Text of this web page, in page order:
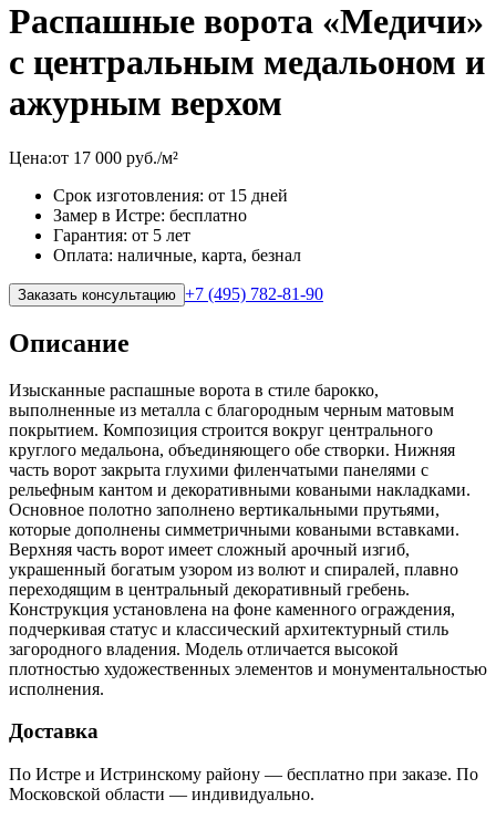
Распашные ворота «Медичи»
с центральным медальоном и
ажурным верхом
Цена:от 17 000 руб./м²
Срок изготовления: от 15 дней
Замер в Истре: бесплатно
Гарантия: от 5 лет
Оплата: наличные, карта, безнал
Заказать консультацию +7 (495) 782-81-90
Описание
Изысканные распашные ворота в стиле барокко,
выполненные из металла с благородным черным матовым
покрытием. Композиция строится вокруг центрального
круглого медальона, объединяющего обе створки. Нижняя
часть ворот закрыта глухими филенчатыми панелями с
рельефным кантом и декоративными коваными накладками.
Основное полотно заполнено вертикальными прутьями,
которые дополнены симметричными коваными вставками.
Верхняя часть ворот имеет сложный арочный изгиб,
украшенный богатым узором из волют и спиралей, плавно
переходящим в центральный декоративный гребень.
Конструкция установлена на фоне каменного ограждения,
подчеркивая статус и классический архитектурный стиль
загородного владения. Модель отличается высокой
плотностью художественных элементов и монументальностью
исполнения.
Доставка
По Истре и Истринскому району — бесплатно при заказе. По
Московской области — индивидуально.